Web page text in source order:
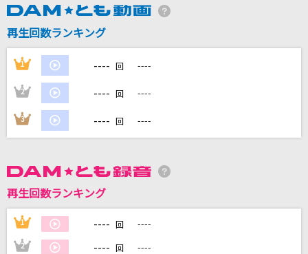
Scandalous (StarGate Radio Mix) [スキャンダ
ラス(スターゲイト・ラジオ・ミックス)]
Mis-Teeq
もっと見る
カラオケ最新情報をチェック！
DAMに会員登録・ログインして
再生回数ランキング
1 ---- 回 ----
2 ---- 回 ----
3 ---- 回 ----
再生回数ランキング
1 ---- 回 ----
2 ---- 回 ----